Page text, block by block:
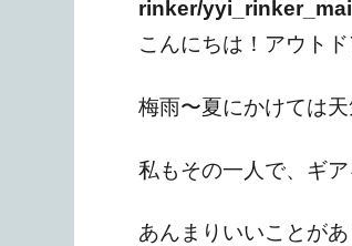
rinker/
こんにちは！アウト
梅雨〜夏にかけては
私もその一人で、ギ
あんまりいいことがあ